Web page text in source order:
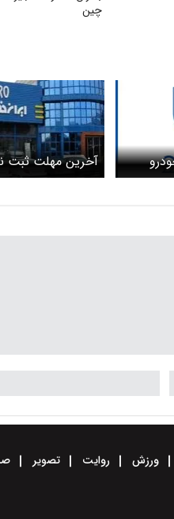
چین
طرح
آخرین مهلت ثبت
ورزش روایت تصویر